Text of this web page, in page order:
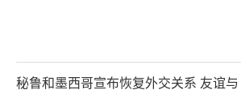
秘鲁和墨西哥宣布恢复外交关系 友谊与